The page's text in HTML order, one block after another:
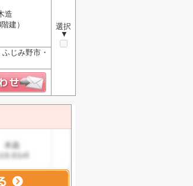
選択
▼
造
建）
じみ野市・